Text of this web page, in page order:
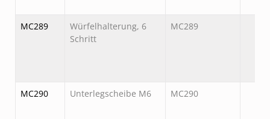
MC289
Würfelhalterung, 6
Schritt
MC289
MC290 Unterlegscheibe M6 MC290